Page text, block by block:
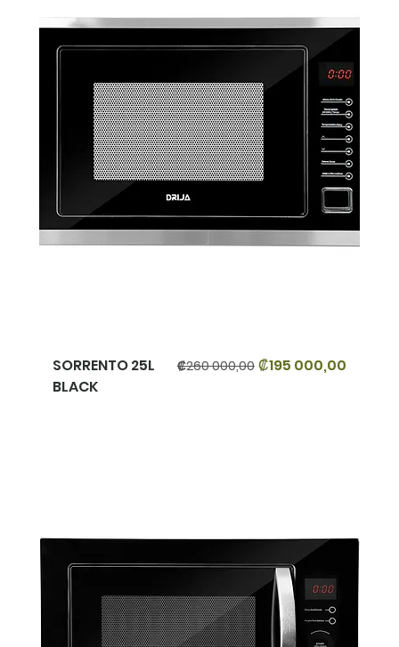
SORRENTO 25L
BLACK
Precio
₡260 000,00 Precio de oferta
₡195 000,00